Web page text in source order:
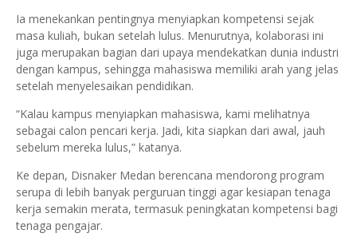
Ia menekankan pentingnya menyiapkan kompetensi sejak
masa kuliah, bukan setelah lulus. Menurutnya, kolaborasi ini
juga merupakan bagian dari upaya mendekatkan dunia industri
dengan kampus, sehingga mahasiswa memiliki arah yang jelas
setelah menyelesaikan pendidikan.
“Kalau kampus menyiapkan mahasiswa, kami melihatnya
sebagai calon pencari kerja. Jadi, kita siapkan dari awal, jauh
sebelum mereka lulus,” katanya.
Ke depan, Disnaker Medan berencana mendorong program
serupa di lebih banyak perguruan tinggi agar kesiapan tenaga
kerja semakin merata, termasuk peningkatan kompetensi bagi
tenaga pengajar.